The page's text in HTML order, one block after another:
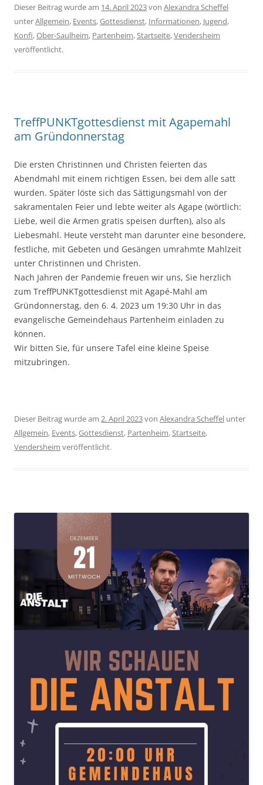
Dieser Beitrag wurde am 14. April 2023von Alexandra Scheffel
unterAllgemein, Events,Gottesdienst, Informationen, Jugend,
Konfi,Ober-Saulheim, Partenheim,Startseite,Vendersheim
veröffentlicht.
TreffPUNKTgottesdienst mit Agapemahl
am Gründonnerstag
Die ersten Christinnen und Christen feierten das
Abendmahl mit einem richtigen Essen, bei dem alle satt
wurden. Später löste sich das Sättigungsmahl von der
sakramentalen Feier und lebte weiter als Agape (wörtlich:
Liebe, weil die Armen gratis speisen durften), also als
Liebesmahl. Heute versteht man darunter eine besondere,
festliche, mit Gebeten und Gesängen umrahmte Mahlzeit
unter Christinnen und Christen.
Nach Jahren der Pandemie freuen wir uns, Sie herzlich
zum TreffPUNKTgottesdienst mit Agapé-Mahl am
Gründonnerstag, den 6. 4. 2023 um 19:30 Uhr in das
evangelische Gemeindehaus Partenheim einladen zu
können.
Wir bitten Sie, für unsere Tafel eine kleine Speise
mitzubringen.
Dieser Beitrag wurde am 2. April 2023von Alexandra Scheffel unter
Allgemein, Events,Gottesdienst, Partenheim,Startseite,
Vendersheim veröffentlicht.